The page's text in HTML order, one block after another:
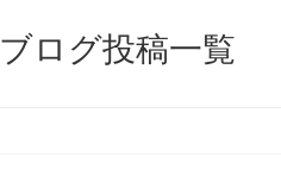
ブログ投稿一覧